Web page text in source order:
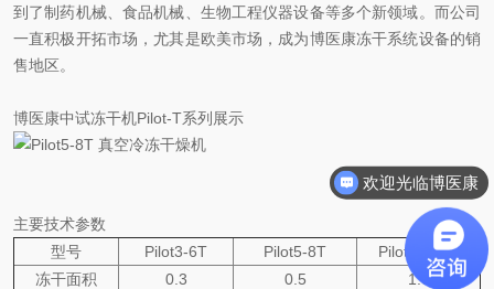
到了制药机械、食品机械、生物工程仪器设备等多个新领域。而公司
一直积极开拓市场，尤其是欧美市场，成为博医康冻干系统设备的销
售地区。
博医康中试冻干机Pilot-T系列展示
主要技术参数
型号
Pilot3-6T Pilot5-8T
Pilot10-15T
冻干面积
0.3 0.5
1.0
欢迎光临博医康